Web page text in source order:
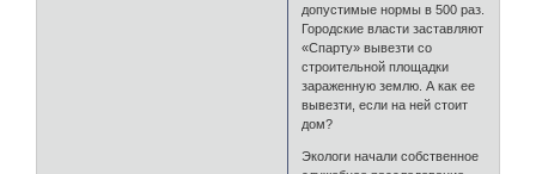
допустимые нормы в 500 раз.
Городские власти заставляют
«Спарту» вывезти со
строительной площадки
зараженную землю. А как ее
вывезти, если на ней стоит
дом?
Экологи начали собственное